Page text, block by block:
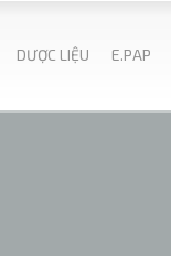
DƯỢC LIỆU E.PAP